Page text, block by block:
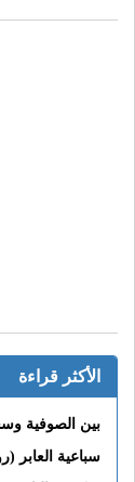
الأكثر قراءة
بين الصوفية
سباعية العابر